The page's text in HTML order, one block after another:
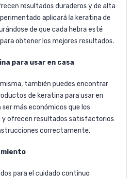
resultados duraderos y de alta
aplicará la keratina de
de que cada hebra esté
obtener los mejores resultados.
para usar en casa
también puedes encontrar
de keratina para usar en
más económicos que los
ofrecen resultados satisfactorios
correctamente.
para el cuidado continuo